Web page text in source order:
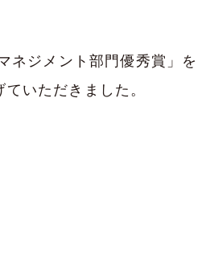
ネジメント部門優秀賞」を
いただきました。